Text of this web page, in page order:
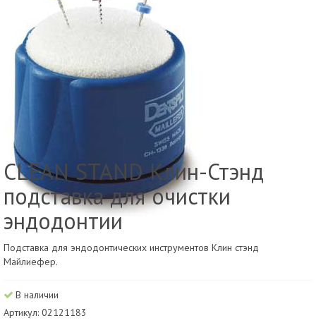
CLEAN STAND Клин-Стэнд
подставка для очистки
эндодонтии
Подставка для эндодонтических инструментов Клин стэнд
Майлиефер.
В наличии
Артикул: 02121183